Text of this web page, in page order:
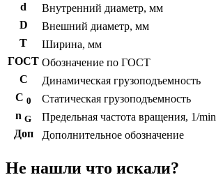
d
Внутренний диаметр, мм
D
Внешний диаметр, мм
T
Ширина, мм
ГОСТ Обозначение по ГОСТ
C
Динамическая грузоподъемность
С 0 Статическая грузоподъемность
n G
Предельная частота вращения, 1/min
Доп
Дополнительное обозначение
Не нашли что искали?